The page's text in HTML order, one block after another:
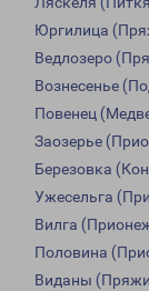
Юргилица
Ведлозеро
Вознесенье
Повенец
Заозерье
Березовка
Ужесельга
Вилга
Половина
Виданы